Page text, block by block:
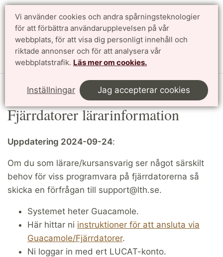
Vi använder cookies och andra spårningsteknologier
för att förbättra användarupplevelsen på vår
webbplats, för att visa dig personligt innehåll och
riktade annonser och för att analysera vår
webbplatstrafik. Läs mer om cookies.
Inställningar Jag accepterar cookies
Sök
Datorsalar
Fjärrdatorer lärarinformation
Uppdatering 2024-09-24:
Om du som lärare/kursansvarig ser något särskilt
behov för viss programvara på fjärrdatorerna så
skicka en förfrågan till support@lth.se.
Systemet heter Guacamole.
Här hittar ni instruktioner för att ansluta via
Guacamole/Fjärrdatorer.
Ni loggar in med ert LUCAT-konto.